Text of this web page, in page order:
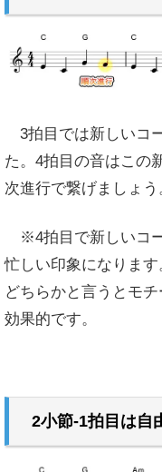
3拍目では新しいコ
た。4拍目の音はこの
次進行で繋げましょう
※4拍目で新しいコ
忙しい印象になります
どちらかと言うとモ
効果的です。
2小節-1拍目は自